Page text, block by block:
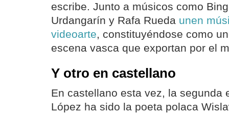
escribe. Junto a músicos como
Urdangarín y Rafa Rueda unen
videoarte, constituyéndose como
escena vasca que exportan por el
Y otro en castellano
En castellano esta vez, la segunda
López ha sido la poeta polaca